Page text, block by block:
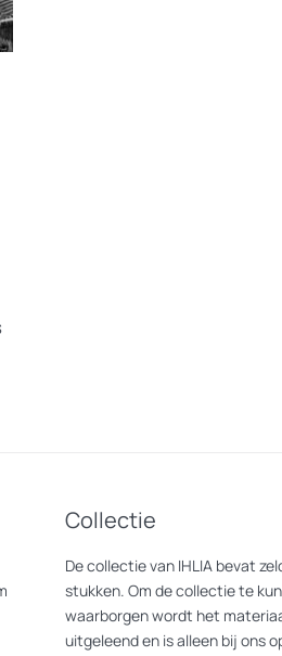
Collectie
De collectie van IHLIA bevat
stukken. Om de collectie te
waarborgen wordt het
uitgeleend en is alleen bij ons